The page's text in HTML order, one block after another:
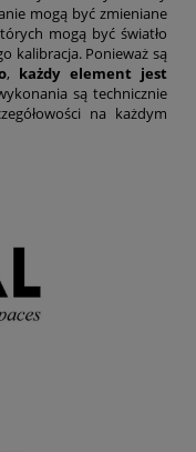
mogą być zmieniane
mogą być światło
kalibracja. Ponieważ są
, każdy element jest
są technicznie
na każdym